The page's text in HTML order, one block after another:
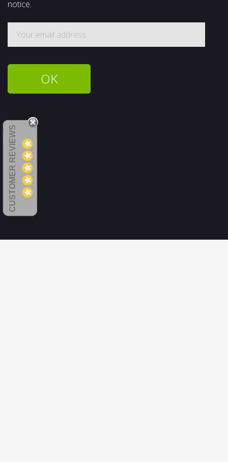
notice.
CUSTOMER REVIEWS